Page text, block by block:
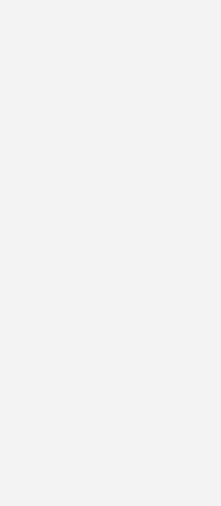
einem 92 cm hohen, in sich
getragen wird. Diese
mit einem 3 mm hohen Falz
Die 3 mm breite
der untere Abschluss
Naturstein werden jeweils
Durchmesser abgedeckt.
der Konstruktion
Bodenplatte verbunden.
anthrazitfarbenem
aus Karlsruhe. Die
in
eingedeckt. Zu beiden
mit doppeltem